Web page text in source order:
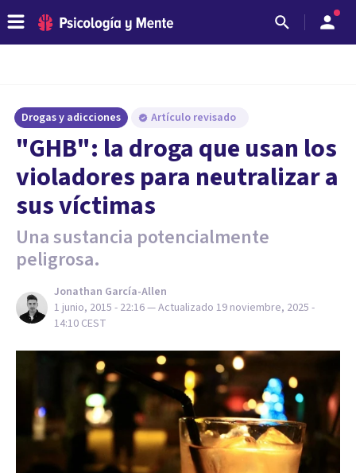
Drogas y adicciones Artículo revisado
"GHB": la droga que usan los
violadores para neutralizar a
sus víctimas
Una sustancia potencialmente
peligrosa.
Jonathan García-Allen
1 junio, 2015 - 22:16— Actualizado 19 noviembre, 2025 -
14:10 CEST